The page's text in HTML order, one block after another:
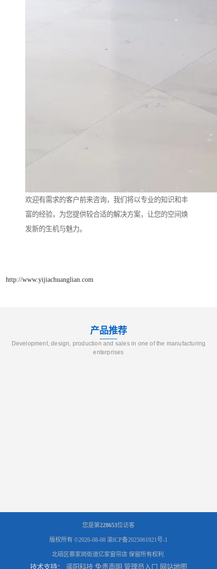
欢迎有需求的客户前来咨询，我们将以专业的知识和丰
富的经验，为您提供较合适的解决方案，让您的空间焕
发新的生机与魅力。
http://www.yijiachuanglian.com
产品推荐
Development, design, production and sales in one of the manufacturing
enterprises
您是第228653位访客
版权所有 ©2026-08-08 渝ICP备2025061921号-1
北碚区蔡家岗街道亿家窗帘店 保留所有权利.
技术支持： 遥阳科技 免责声明 管理员入口 网站地图